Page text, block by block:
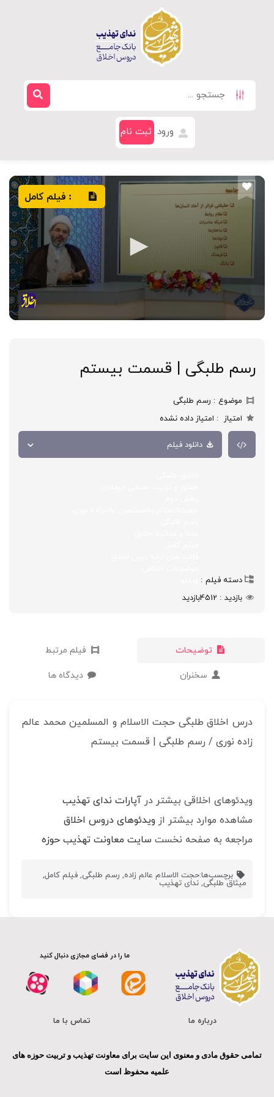
ورود ثبت نام
: فیلم کامل
رسم طلبگی | قسمت بیستم
موضوع
رسم طلبگی
امتیاز
امتیاز داده نشده
دانلود فیلم
دسته فیلم
بازدید
4512بازدید
توضیحات فیلم مرتبط
سخنران دیدگاه ها
درس اخلاق طلبگی حجت الاسلام و المسلمین محمد عالم
زاده نوری / رسم طلبگی | قسمت بیستم
ویدئوهای اخلاقی بیشتر در آپارات ندای تهذیب
مشاهده موارد بیشتر از ویدئوهای دروس اخلاق
مراجعه به صفحه نخست سایت معاونت تهذیب حوزه
برچسب‌ها:حجت الاسلام عالم زاده, رسم طلبگی,فیلم کامل,
میثاق طلبگی, ندای تهذیب
ما را در فضای مجازی دنبال کنید
درباره ما تماس با ما
تمامی حقوق مادی و معنوی این سایت برای معاونت تهذیب و تربیت حوزه های
علمیه محفوظ است